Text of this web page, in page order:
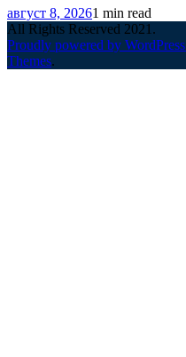
август 8, 20261 min read
All Rights Reserved 2021.
Proudly powered by WordPress
Themes.